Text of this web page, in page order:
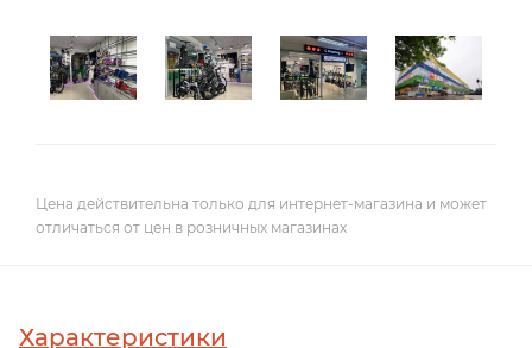
Цена действительна только для интернет-магазина и может
отличаться от цен в розничных магазинах
Характеристики